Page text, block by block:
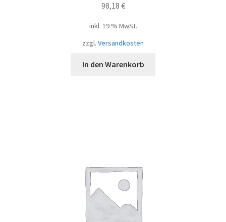
98,18 €
inkl. 19 % MwSt.
zzgl. Versandkosten
In den Warenkorb